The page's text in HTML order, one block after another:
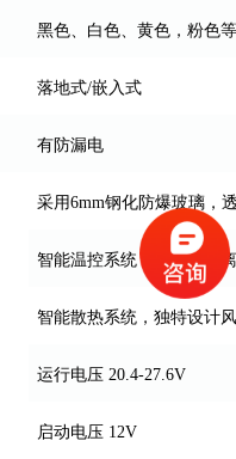
黑色、白色、黄色，粉色等
落地式/嵌入式
有防漏电
采用6mm钢化防爆玻璃，
智能温控系统（采用进口
智能散热系统，独特设计
运行电压 20.4-27.6V
启动电压 12V